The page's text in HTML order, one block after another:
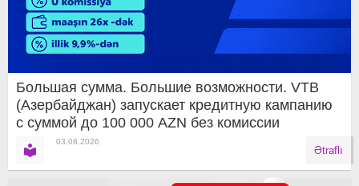
Большая сумма. Большие возможности. VTB
(Азербайджан) запускает кредитную кампанию
с суммой до 100 000 AZN без комиссии
03.08.2026
Ətraflı